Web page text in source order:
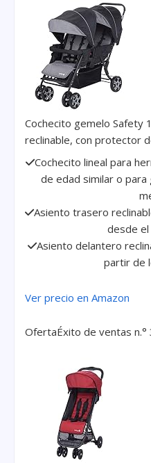
Cochecito gemelo Safety
reclinable, con protector
Cochecito lineal para
de edad similar o
Asiento trasero
desde el
Asiento delantero
partir de
Ver precio en Amazon
OfertaÉxito de ventas n.°